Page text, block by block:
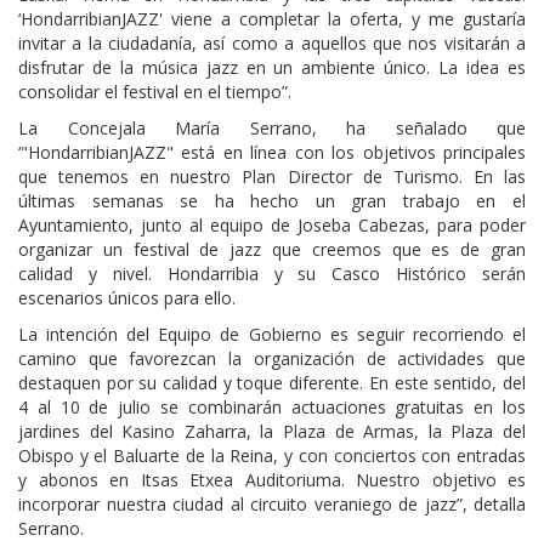
‘HondarribianJAZZ' viene a completar la oferta, y me gustaría
invitar a la ciudadanía, así como a aquellos que nos visitarán a
disfrutar de la música jazz en un ambiente único. La idea es
consolidar el festival en el tiempo”.
La Concejala María Serrano, ha señalado que
‘"HondarribianJAZZ" está en línea con los objetivos principales
que tenemos en nuestro Plan Director de Turismo. En las
últimas semanas se ha hecho un gran trabajo en el
Ayuntamiento, junto al equipo de Joseba Cabezas, para poder
organizar un festival de jazz que creemos que es de gran
calidad y nivel. Hondarribia y su Casco Histórico serán
escenarios únicos para ello.
La intención del Equipo de Gobierno es seguir recorriendo el
camino que favorezcan la organización de actividades que
destaquen por su calidad y toque diferente. En este sentido, del
4 al 10 de julio se combinarán actuaciones gratuitas en los
jardines del Kasino Zaharra, la Plaza de Armas, la Plaza del
Obispo y el Baluarte de la Reina, y con conciertos con entradas
y abonos en Itsas Etxea Auditoriuma. Nuestro objetivo es
incorporar nuestra ciudad al circuito veraniego de jazz”, detalla
Serrano.